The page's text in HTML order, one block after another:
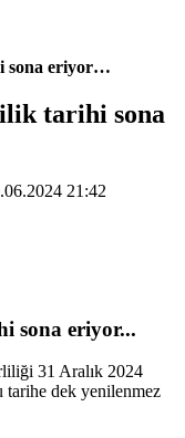
sona eriyor…
tarihi sona
21:42
sona eriyor...
31 Aralık 2024
dek yenilenmez